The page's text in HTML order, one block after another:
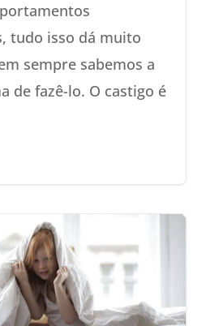
tudo isso dá muito
sempre sabemos a
de fazê-lo. O castigo é